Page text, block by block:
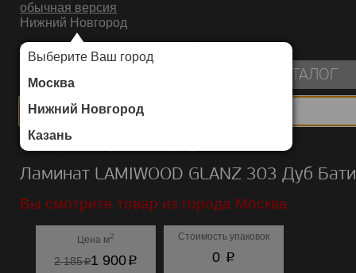
обычная версия
Нижний Новгород
Выберите Ваш город
Москва
Нижний Новгород
Казань
ИНТЕРНЕТ-МАГАЗИН НАПОЛЬНЫХ ПОКРЫТИЙ
КАТАЛОГ
Каталог/Ламинат/LAMIWOOD/GLANZ
Ламинат LAMIWOOD GLANZ 303 Дуб
Вы смотрите товар из города Москва.
Цена м2
2 185p1 900p
Стоимость упаковок
0 p